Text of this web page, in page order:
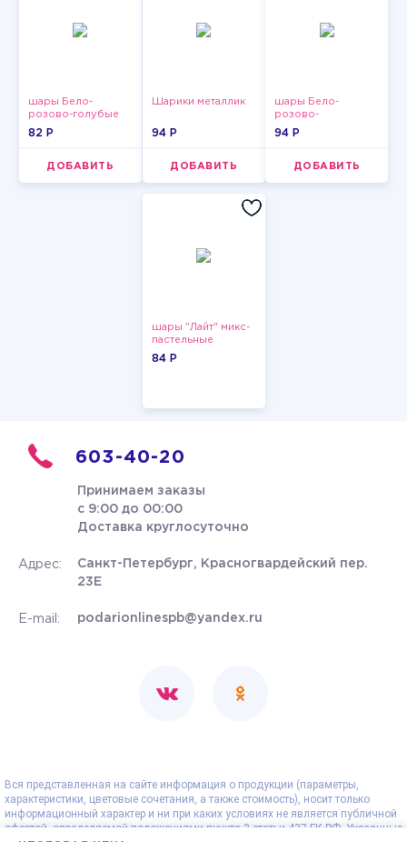
шары Бело-
розово-голубые
пастельные
82 P
ДОБАВИТЬ
Шарики металлик
94 P
ДОБАВИТЬ
шары Бело-
розово-
фиолетово-
94 P
ДОБАВИТЬ
шары "Лайт" микс-
пастельные
84 P
603-40-20
Принимаем заказы
с 9:00 до 00:00
Доставка круглосуточно
Адрес:
Санкт-Петербург, Красногвардейский пер.
23Е
E-mail: podarionlinespb@yandex.ru
Вся представленная на сайте информация о продукции (параметры,
характеристики, цветовые сочетания, а также стоимость), носит только
информационный характер и ни при каких условиях не является публичной
офертой, определяемой положениями пункта 2 статьи 437 ГК РФ. Указанные